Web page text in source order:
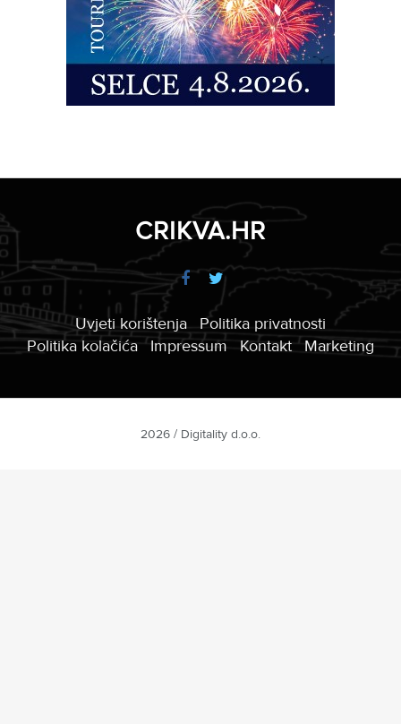
CRIKVA.HR
Uvjeti korištenja
Politika privatnosti
Politika kolačića
Impressum Kontakt Marketing
2026 / Digitality d.o.o.